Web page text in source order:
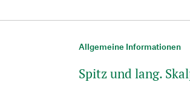
Allgemeine Informationen
Spitz und lang.